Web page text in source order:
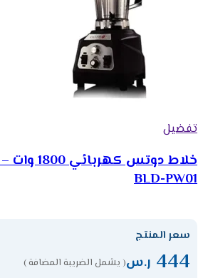
تفضيل
BLD-PW01
سعر المنتج
444 ر.س( يشمل الضريبة المضافة )